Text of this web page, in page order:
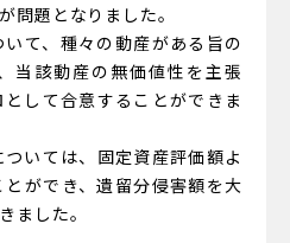
問題となりました。
て、種々の動産がある旨の
当該動産の無価値性を主張
して合意することができま
いては、固定資産評価額よ
ができ、遺留分侵害額を大
ました。